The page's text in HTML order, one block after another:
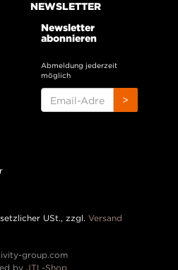
NEWSLETTER
Newsletter
abonnieren
Abmeldung jederzeit
möglich
ADRESSE
>
USt., zzgl. Versand
group.com
by JTL-Shop